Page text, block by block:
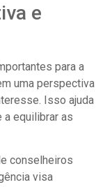
e
para a
uma perspectiva
Isso ajuda
equilibrar as
conselheiros
visa